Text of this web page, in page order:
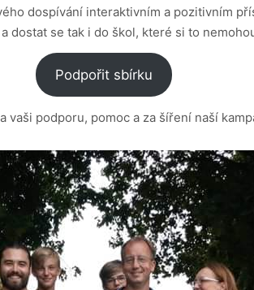
dospívání interaktivním a pozitivním
dostat se tak i do škol, které si to
Podpořit sbírku
vaši podporu, pomoc a za šíření naší